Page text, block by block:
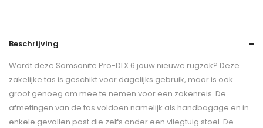
Beschrijving
Wordt deze Samsonite Pro-DLX 6 jouw nieuwe rugzak? Deze
zakelijke tas is geschikt voor dagelijks gebruik, maar is ook
groot genoeg om mee te nemen voor een zakenreis. De
afmetingen van de tas voldoen namelijk als handbagage en in
enkele gevallen past die zelfs onder een vliegtuig stoel. De